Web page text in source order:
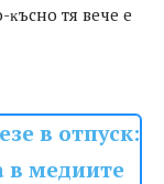
тя вeчe e
в отпуск:
медиите